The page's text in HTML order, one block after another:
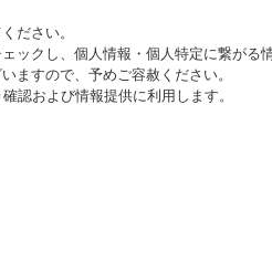
ださい。
ックし、個人情報・個人特定に繋がる
ますので、予めご容赦ください。
認および情報提供に利用します。